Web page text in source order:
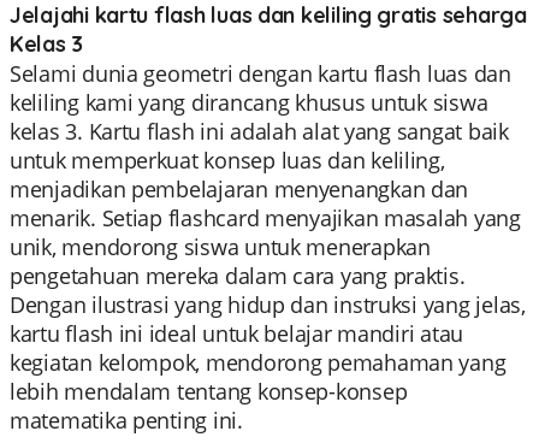
Jelajahi kartu flash luas dan keliling gratis seharga
Kelas 3
Selami dunia geometri dengan kartu flash luas dan
keliling kami yang dirancang khusus untuk siswa
kelas 3. Kartu flash ini adalah alat yang sangat baik
untuk memperkuat konsep luas dan keliling,
menjadikan pembelajaran menyenangkan dan
menarik. Setiap flashcard menyajikan masalah yang
unik, mendorong siswa untuk menerapkan
pengetahuan mereka dalam cara yang praktis.
Dengan ilustrasi yang hidup dan instruksi yang jelas,
kartu flash ini ideal untuk belajar mandiri atau
kegiatan kelompok, mendorong pemahaman yang
lebih mendalam tentang konsep-konsep
matematika penting ini.